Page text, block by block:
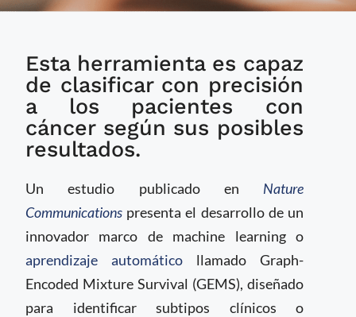
identifica subtipos de
cáncer de pulmón con
pronósticos distintos
Esta herramienta es capaz
de clasificar con precisión
a los pacientes con
cáncer según sus posibles
resultados.
Un estudio publicado en Nature
Communications presenta el desarrollo de un
innovador marco de machine learning o
aprendizaje automático llamado Graph-
Encoded Mixture Survival (GEMS), diseñado
para identificar subtipos clínicos o